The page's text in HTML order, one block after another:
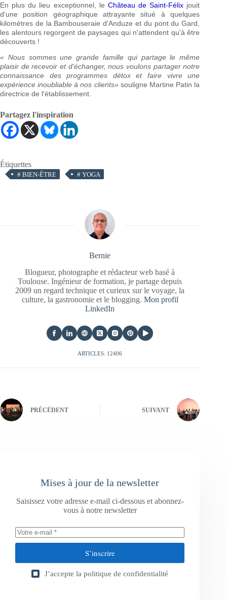
En plus du lieu exceptionnel, le Château de Saint-Félix jouit
d'une position géographique attrayante situé à quelques
kilomètres de la Bambouseraie d'Anduze et du pont du Gard,
les alentours regorgent de paysages qui n'attendent qu'à être
découverts !
« Nous sommes une grande famille qui partage le même
plaisir de recevoir et d'échanger, nous voulons partager notre
connaissance des programmes détox et faire vivre une
expérience inoubliable à nos clients» souligne Martine Patin la
directrice de l'établissement.
Partagez l'inspiration
Étiquettes
# BIEN-ÊTRE # YOGA
Bernie
Blogueur, photographe et rédacteur web basé à
Toulouse. Ingénieur de formation, je partage depuis
2009 un regard technique et curieux sur le voyage, la
culture, la gastronomie et le blogging. Mon profil
LinkedIn
ARTICLES: 12406
PRÉCÉDENT SUIVANT
Mises à jour de la newsletter
Saisissez votre adresse e-mail ci-dessous et abonnez-
vous à notre newsletter
S’inscrire
J’accepte la politique de confidentialité